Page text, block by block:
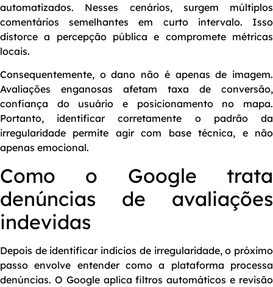
automatizados. Nesses cenários, surgem múltiplos
comentários semelhantes em curto intervalo. Isso
distorce a percepção pública e compromete métricas
locais.
Consequentemente, o dano não é apenas de imagem.
Avaliações enganosas afetam taxa de conversão,
confiança do usuário e posicionamento no mapa.
Portanto, identificar corretamente o padrão da
irregularidade permite agir com base técnica, e não
apenas emocional.
Como o Google trata
denúncias de avaliações
indevidas
Depois de identificar indícios de irregularidade, o próximo
passo envolve entender como a plataforma processa
denúncias. O Google aplica filtros automáticos e revisão